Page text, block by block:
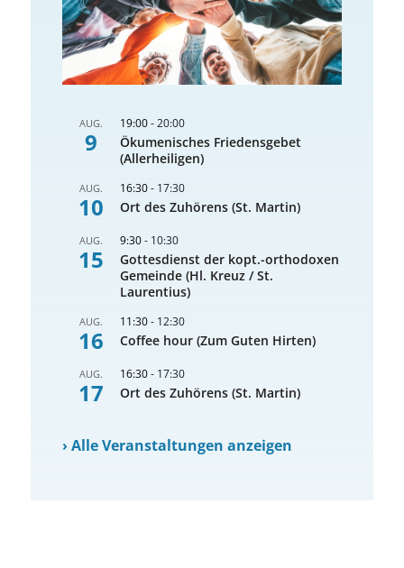
AUG.
9
19:00-20:00
Ökumenisches Friedensgebet
(Allerheiligen)
AUG.
10
16:30- 17:30
Ort des Zuhörens (St. Martin)
AUG.
15
9:30- 10:30
Gottesdienst der kopt.-orthodoxen
Gemeinde (Hl. Kreuz / St.
Laurentius)
AUG.
16
11:30- 12:30
Coffee hour (Zum Guten Hirten)
AUG.
17
16:30- 17:30
Ort des Zuhörens (St. Martin)
›Alle Veranstaltungen anzeigen